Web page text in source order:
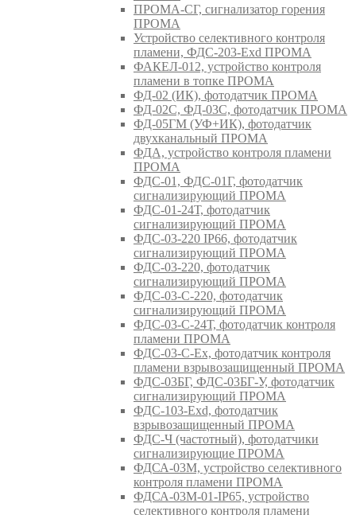
ПРОМА-СГ, сигнализатор горения
ПРОМА
Устройство селективного контроля
пламени, ФДС-203-Exd ПРОМА
ФАКЕЛ-012, устройство контроля
пламени в топке ПРОМА
ФД-02 (ИК), фотодатчик ПРОМА
ФД-02С, ФД-03С, фотодатчик ПРОМА
ФД-05ГМ (УФ+ИК), фотодатчик
двухканальный ПРОМА
ФДА, устройство контроля пламени
ПРОМА
ФДС-01, ФДС-01Г, фотодатчик
сигнализирующий ПРОМА
ФДС-01-24Т, фотодатчик
сигнализирующий ПРОМА
ФДС-03-220 IP66, фотодатчик
сигнализирующий ПРОМА
ФДС-03-220, фотодатчик
сигнализирующий ПРОМА
ФДС-03-С-220, фотодатчик
сигнализирующий ПРОМА
ФДС-03-С-24Т, фотодатчик контроля
пламени ПРОМА
ФДС-03-С-Ex, фотодатчик контроля
пламени взрывозащищенный ПРОМА
ФДС-03БГ, ФДС-03БГ-У, фотодатчик
сигнализирующий ПРОМА
ФДС-103-Ехd, фотодатчик
взрывозащищенный ПРОМА
ФДС-Ч (частотный), фотодатчики
сигнализирующие ПРОМА
ФДСА-03М, устройство селективного
контроля пламени ПРОМА
ФДСА-03М-01-IP65, устройство
селективного контроля пламени